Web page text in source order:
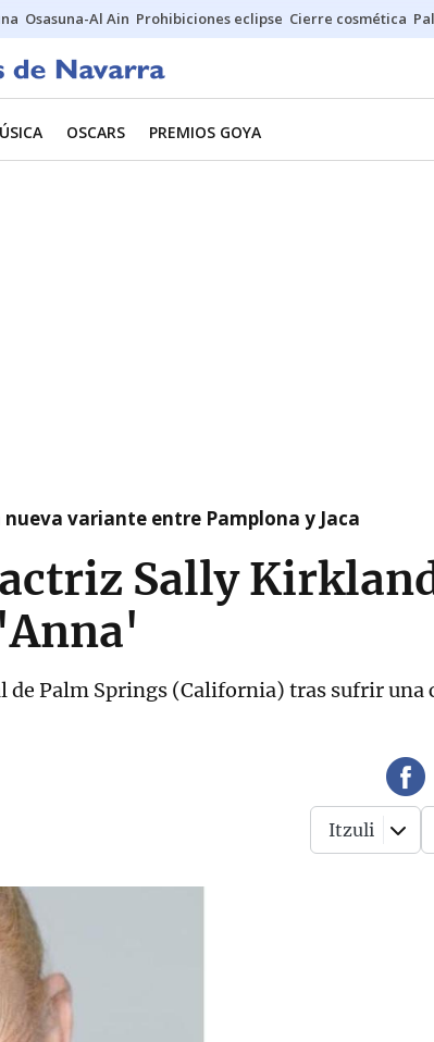
Osasuna-Al Ain Prohibiciones eclipse Cierre cosmética
OSCARS PREMIOS GOYA
variante entre Pamplona y Jaca
Sally
Palm Springs (California) tras sufrir una
Itzuli